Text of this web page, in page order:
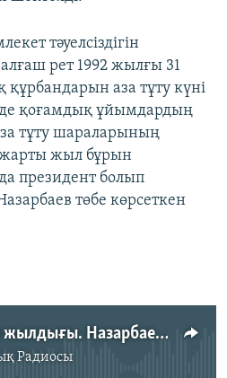
тәуелсіздігін
рет 1992 жылғы 31
аза тұту күні
қоғамдық ұйымдардың
тұту шараларының
жыл бұрын
президент болып
төбе көрсеткен
Ашаршылықтың 60 жылдығы. Назарбаев бармай қалған шара
Радиосы
currently available